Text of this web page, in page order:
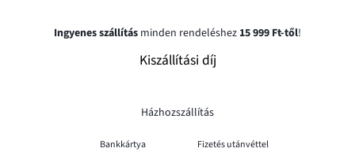
Ingyenes szállítás minden rendeléshez 15 999 Ft-től!
Kiszállítási díj
Házhozszállítás
Bankkártya Fizetés utánvéttel